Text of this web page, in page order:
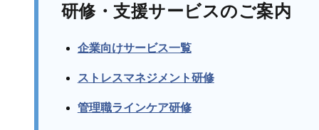
研修・支援サービスのご案内
企業向けサービス一覧
ストレスマネジメント研修
管理職ラインケア研修